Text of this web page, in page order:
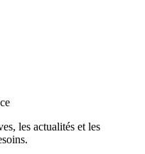
les actualités et les